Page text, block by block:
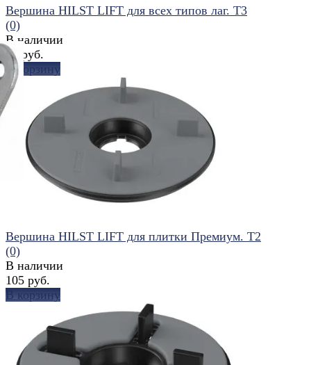
избранное сравнить
Вершина HILST LIFT для всех типов лаг. Т3
(0)
В наличии
78 руб.
В корзину
Вершина HILST LIFT для плитки Премиум. Т2
(0)
В наличии
105 руб.
В корзину